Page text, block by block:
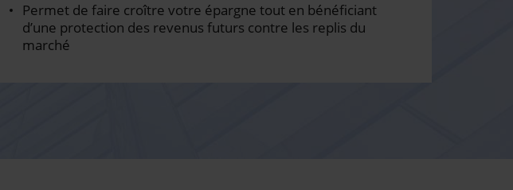
Permet de faire croître votre épargne tout en bénéficiant
d’une protection des revenus futurs contre les replis du
marché